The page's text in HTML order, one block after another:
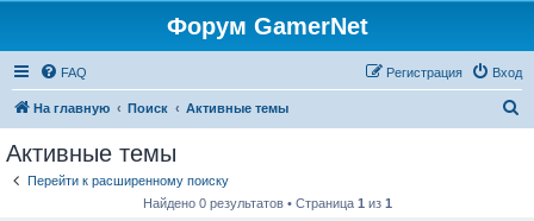
Форум GamerNet
FAQ Вход
Регистрация
На главную Поиск Активные темы
Активные темы
Перейти к расширенному поиску
Найдено 0 результатов • Страница 1 из 1